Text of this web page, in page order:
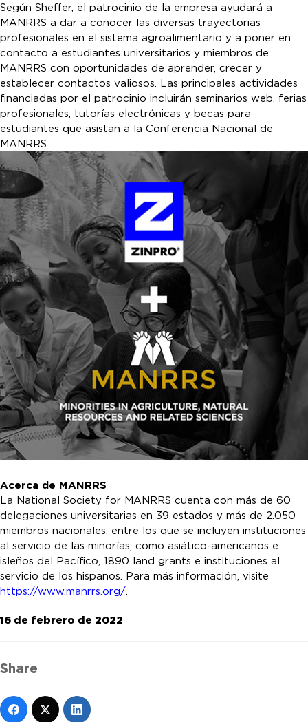
Según Sheffer, el patrocinio de la empresa ayudará a
MANRRS a dar a conocer las diversas trayectorias
profesionales en el sistema agroalimentario y a poner en
contacto a estudiantes universitarios y miembros de
MANRRS con oportunidades de aprender, crecer y
establecer contactos valiosos. Las principales actividades
financiadas por el patrocinio incluirán seminarios web, ferias
profesionales, tutorías electrónicas y becas para
estudiantes que asistan a la Conferencia Nacional de
MANRRS.
Acerca de MANRRS
La National Society for MANRRS cuenta con más de 60
delegaciones universitarias en 39 estados y más de 2.050
miembros nacionales, entre los que se incluyen instituciones
al servicio de las minorías, como asiático-americanos e
isleños del Pacífico, 1890 land grants e instituciones al
servicio de los hispanos. Para más información, visite
https://www.manrrs.org/.
16 de febrero de 2022
Share